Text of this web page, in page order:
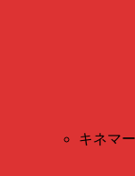
キネマ